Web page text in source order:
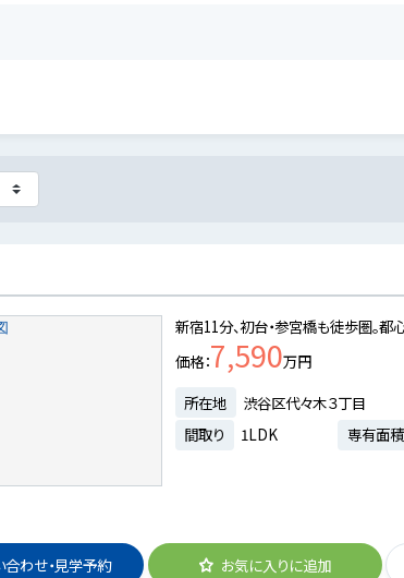
新宿11分、初台・参宮橋も徒歩圏。
価格 7,590万円
所在地
渋谷区代々木３丁目
間取り
1LDK 専有面積
合わせ・見学予約 お気に入りに追加